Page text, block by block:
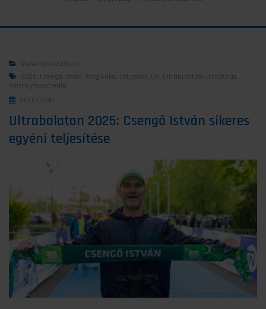
Versenybeszámoló
2025 , Csengő István , Mag Erika, Teljesítés, UB , Ultrabalaton , Ultrafutás,
Versenybeszámoló
2025.05.06.
Ultrabalaton 2025: Csengő István sikeres
egyéni teljesítése